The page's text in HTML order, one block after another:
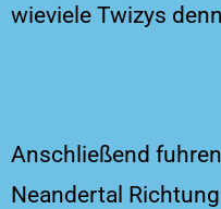
wieviele Twizys
Anschließend
Neandertal